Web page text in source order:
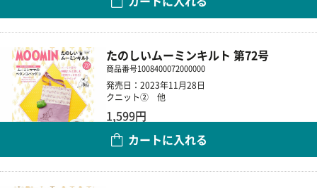
たのしいムーミンキルト 第72号
商品番号1008400072000000
発売日：2023年11月28日
クニット② 他
1,599円
カートに入れる